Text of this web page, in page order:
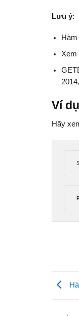
Lưu ý:
Xem
Ví dụ
Hãy